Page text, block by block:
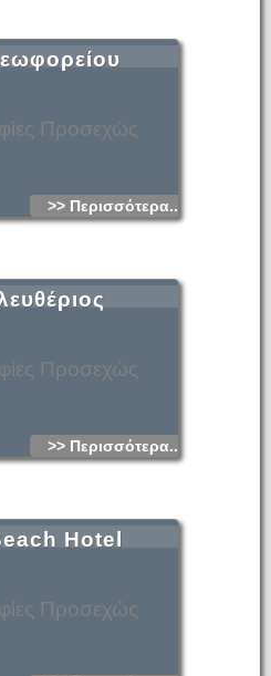
Προσεχώς
>> Περισσότερα...
Προσεχώς
>> Περισσότερα...
Προσεχώς
Hotel